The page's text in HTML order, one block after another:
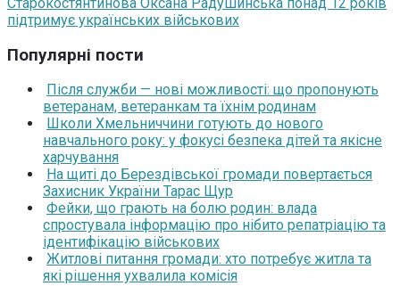
підтримує українських військових
Популярні пости
Після служби — нові можливості: що пропонують
ветеранам, ветеранкам та їхнім родинам
Школи Хмельниччини готують до нового
навчального року: у фокусі безпека дітей та якісне
харчування
На щиті до Берездівської громади повертається
Захисник України Тарас Щур
Фейки, що грають на болю родин: влада
спростувала інформацію про нібито репатріацію та
ідентифікацію військових
Житлові питання громади: хто потребує житла та
які рішення ухвалила комісія